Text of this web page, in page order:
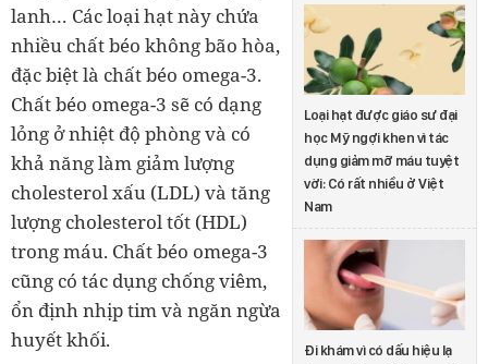
Loại hạt được giáo sư đại
học Mỹ ngợi khen vì tác
dụng giảm mỡ máu tuyệt
vời: Có rất nhiều ở Việt
Nam
Đi khám vì có dấu hiệu lạ
lanh… Các loại hạt này chứa
nhiều chất béo không bão hòa,
đặc biệt là chất béo omega-3.
Chất béo omega-3 sẽ có dạng
lỏng ở nhiệt độ phòng và có
khả năng làm giảm lượng
cholesterol xấu (LDL) và tăng
lượng cholesterol tốt (HDL)
trong máu. Chất béo omega-3
cũng có tác dụng chống viêm,
ổn định nhịp tim và ngăn ngừa
huyết khối.